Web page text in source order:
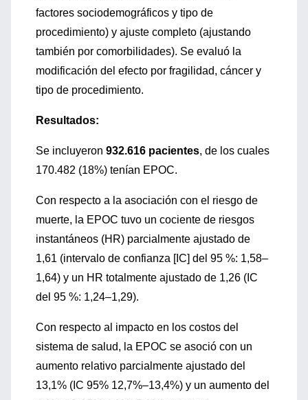
factores sociodemográficos y tipo de
procedimiento) y ajuste completo (ajustando
también por comorbilidades). Se evaluó la
modificación del efecto por fragilidad, cáncer y
tipo de procedimiento.
Resultados:
Se incluyeron 932.616 pacientes, de los cuales
170.482 (18%) tenían EPOC.
Con respecto a la asociación con el riesgo de
muerte, la EPOC tuvo un cociente de riesgos
instantáneos (HR) parcialmente ajustado de
1,61 (intervalo de confianza [IC] del 95 %: 1,58–
1,64) y un HR totalmente ajustado de 1,26 (IC
del 95 %: 1,24–1,29).
Con respecto al impacto en los costos del
sistema de salud, la EPOC se asoció con un
aumento relativo parcialmente ajustado del
13,1% (IC 95% 12,7%–13,4%) y un aumento del